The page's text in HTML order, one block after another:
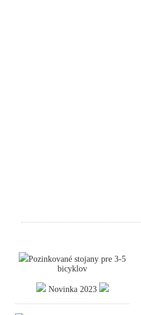
Pozinkované stojany pre 3-5
bicyklov
Novinka 2023